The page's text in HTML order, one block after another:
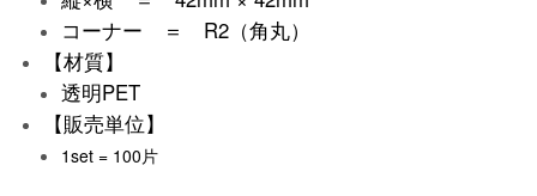
コーナー ＝ R2（角丸）
【材質】
透明PET
【販売単位】
1set = 100片